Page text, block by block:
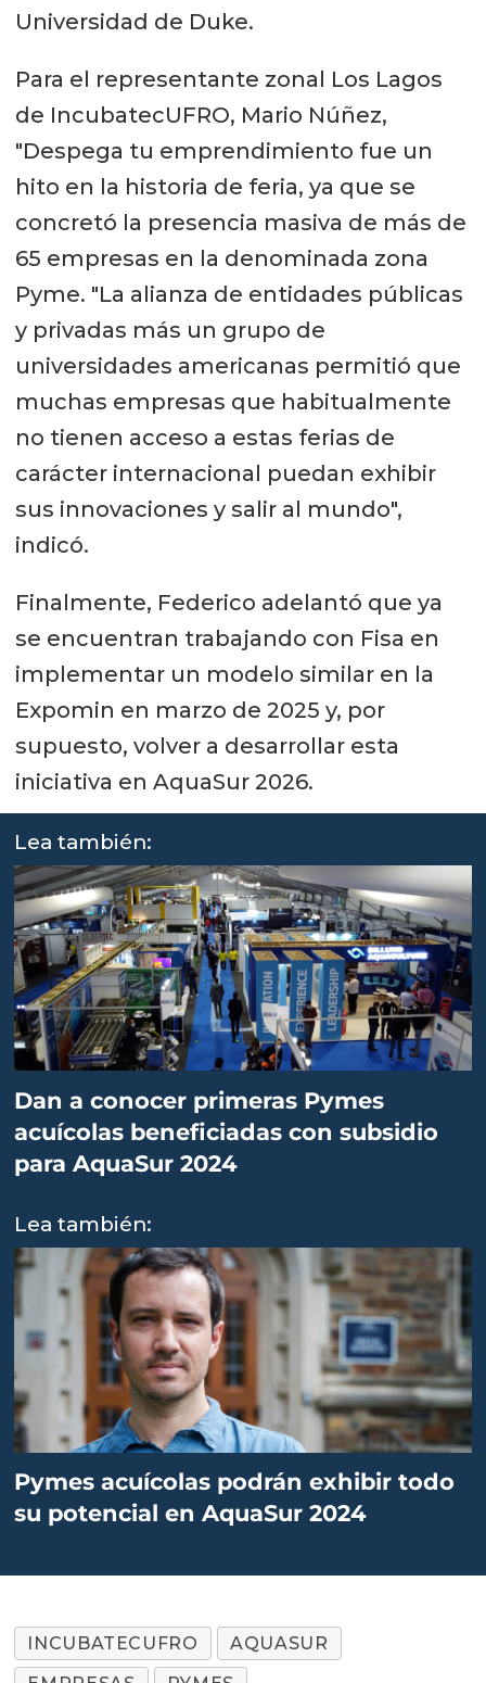
Universidad de Duke.
Para el representante zonal Los Lagos
de IncubatecUFRO, Mario Núñez,
"Despega tu emprendimiento fue un
hito en la historia de feria, ya que se
concretó la presencia masiva de más de
65 empresas en la denominada zona
Pyme. "La alianza de entidades públicas
y privadas más un grupo de
universidades americanas permitió que
muchas empresas que habitualmente
no tienen acceso a estas ferias de
carácter internacional puedan exhibir
sus innovaciones y salir al mundo",
indicó.
Finalmente, Federico adelantó que ya
se encuentran trabajando con Fisa en
implementar un modelo similar en la
Expomin en marzo de 2025 y, por
supuesto, volver a desarrollar esta
iniciativa en AquaSur 2026.
Lea también:
Dan a conocer primeras Pymes
acuícolas beneficiadas con subsidio
para AquaSur 2024
Lea también:
Pymes acuícolas podrán exhibir todo
su potencial en AquaSur 2024
INCUBATECUFRO
AQUASUR